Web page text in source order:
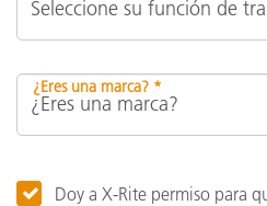
¿Eres una marca? *
Doy a X-Rite permiso para